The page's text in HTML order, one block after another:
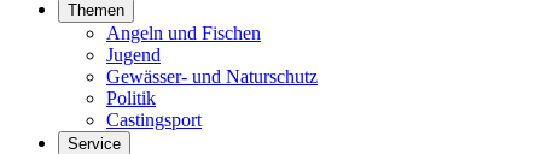
Themen
Angeln und Fischen
Jugend
Gewässer- und Naturschutz
Politik
Castingsport
Service